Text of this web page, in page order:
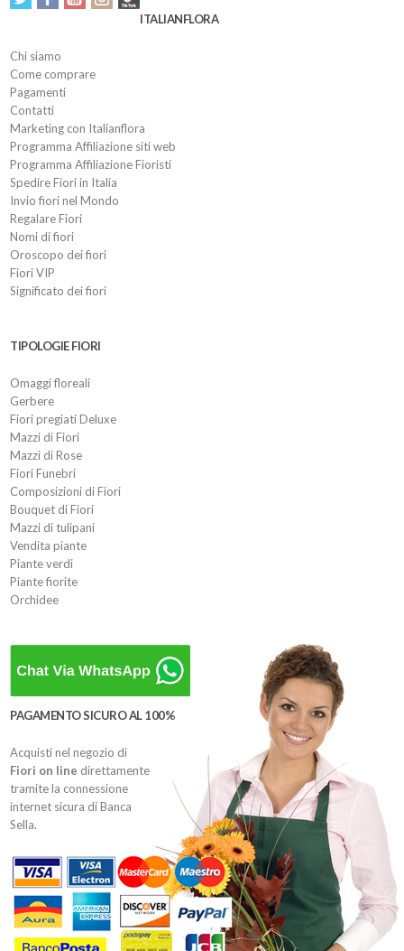
ITALIANFLORA
Chi siamo
Come comprare
Pagamenti
Contatti
Marketing con Italianflora
Programma Affiliazione siti web
Programma Affiliazione Fioristi
Spedire Fiori in Italia
Invio fiori nel Mondo
Regalare Fiori
Nomi di fiori
Oroscopo dei fiori
Fiori VIP
Significato dei fiori
TIPOLOGIE FIORI
Omaggi floreali
Gerbere
Fiori pregiati Deluxe
Mazzi di Fiori
Mazzi di Rose
Fiori Funebri
Composizioni di Fiori
Bouquet di Fiori
Mazzi di tulipani
Vendita piante
Piante verdi
Piante fiorite
Orchidee
PAGAMENTO SICURO AL 100%
Acquisti nel negozio di
Fiori on line direttamente
tramite la connessione
internet sicura di Banca
Sella.